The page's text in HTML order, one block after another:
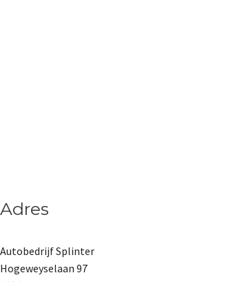
Adres
Autobedrijf Splinter
Hogeweyselaan 97